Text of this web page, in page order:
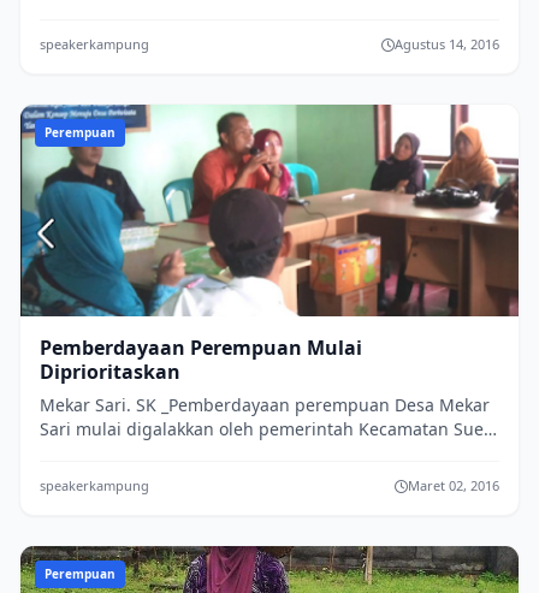
speakerkampung Agustus 14, 2016
Perempuan
Pemberdayaan Perempuan Mulai
Diprioritaskan
Mekar Sari. SK _Pemberdayaan perempuan Desa Mekar
Sari mulai digalakkan oleh pemerintah Kecamatan Suela
speakerkampung Maret 02, 2016
Perempuan